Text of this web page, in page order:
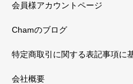
会員様アカウントページ
Chamのブログ
特定商取引に関する表記事項に
会社概要